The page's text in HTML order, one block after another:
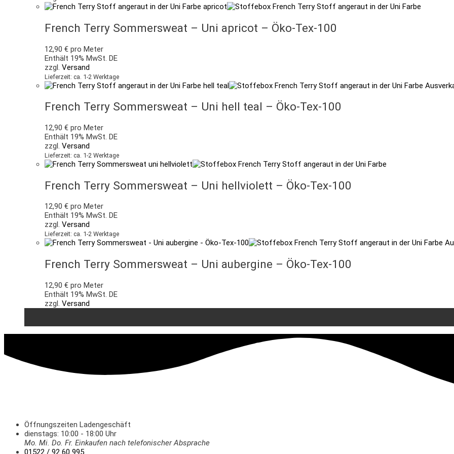
French Terry Sommersweat – Uni apricot – Öko-Tex-100
12,90 € pro Meter
Enthält 19% MwSt. DE
zzgl. Versand
Lieferzeit: ca. 1-2 Werktage
French Terry Sommersweat – Uni hell teal – Öko-Tex-100
12,90 € pro Meter
Enthält 19% MwSt. DE
zzgl. Versand
Lieferzeit: ca. 1-2 Werktage
French Terry Sommersweat – Uni hellviolett – Öko-Tex-100
12,90 € pro Meter
Enthält 19% MwSt. DE
zzgl. Versand
Lieferzeit: ca. 1-2 Werktage
French Terry Sommersweat – Uni aubergine – Öko-Tex-100
12,90 € pro Meter
Enthält 19% MwSt. DE
zzgl. Versand
Öffnungszeiten Ladengeschäft
dienstags: 10:00 - 18:00 Uhr
Mo. Mi. Do. Fr. Einkaufen nach telefonischer Absprache
01522 / 92 60 995